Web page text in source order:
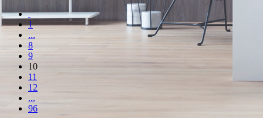
1
...
8
9
10
11
12
...
96